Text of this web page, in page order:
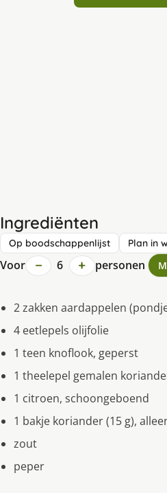
Ingrediënten
Op boodschappenlijst Plan in
Voor − 6 + personen
2 zakken aardappelen
4 eetlepels olijfolie
1 teen knoflook, geperst
1 theelepel gemalen
1 citroen, schoongeboend
1 bakje koriander (15 g),
zout
peper